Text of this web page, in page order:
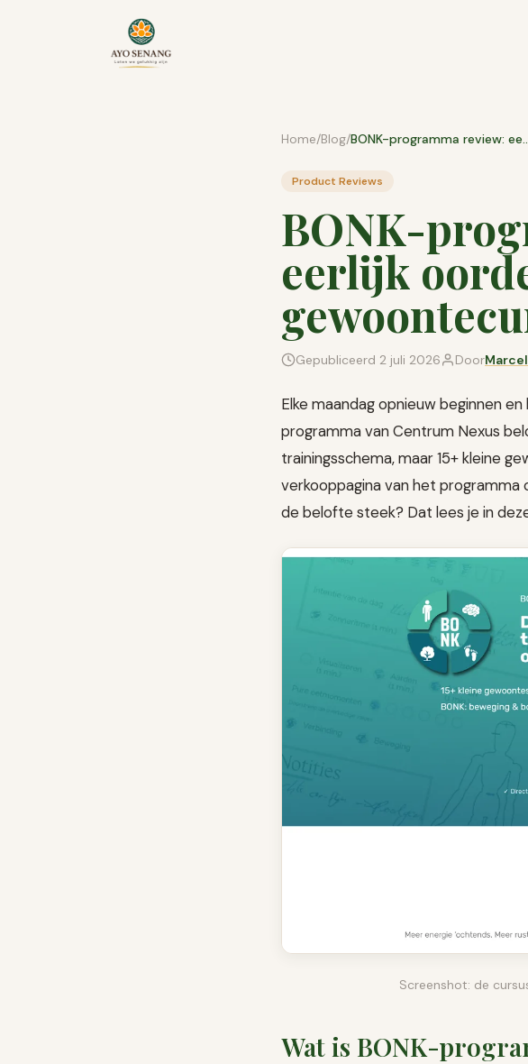
Home/Blog/ BONK-programma review:
Product Reviews
BONK-
eerlijk
Gepubliceerd 2 juli 2026 Door
Elke maandag opnieuw beginnen
programma van Centrum Nexus
trainingsschema, maar 15+ kleine
verkooppagina van het
de belofte steek? Dat lees je in
Screenshot: de
Wat is BONK-